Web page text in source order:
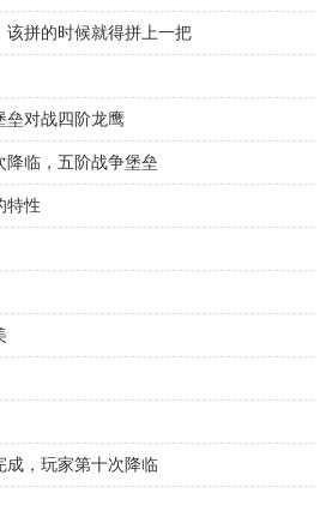
该拼的时候就得拼上一把
垒对战四阶龙鹰
降临，五阶战争堡垒
特性
成，玩家第十次降临